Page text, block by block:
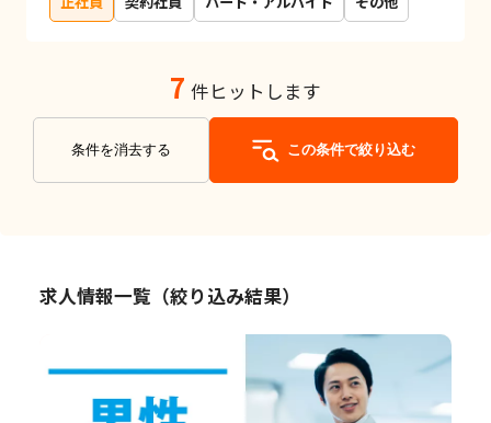
7 件ヒットします
条件を消去する この条件で絞り込む
求人情報一覧（絞り込み結果）